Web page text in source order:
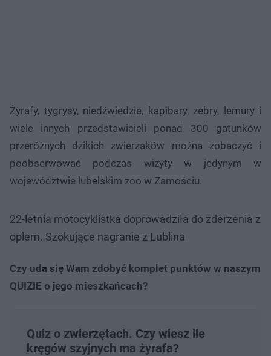
Żyrafy, tygrysy, niedźwiedzie, kapibary, zebry, lemury i
wiele innych przedstawicieli ponad 300 gatunków
przeróżnych dzikich zwierzaków można zobaczyć i
poobserwować podczas wizyty w jedynym w
województwie lubelskim zoo w Zamościu.
22-letnia motocyklistka doprowadziła do zderzenia z
oplem. Szokujące nagranie z Lublina
Czy uda się Wam zdobyć komplet punktów w naszym
QUIZIE o jego mieszkańcach?
Quiz o zwierzętach. Czy wiesz ile
kręgów szyjnych ma żyrafa?